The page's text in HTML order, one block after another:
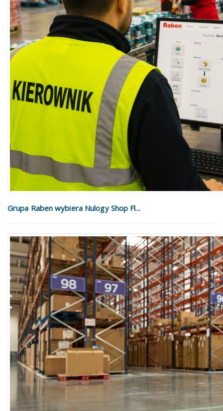
Grupa Raben wybiera Nulogy Shop Fl...